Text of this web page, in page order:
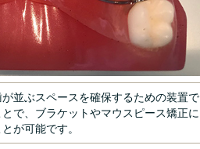
並ぶスペースを確保するための装置で
で、ブラケットやマウスピース矯正に
が可能です。